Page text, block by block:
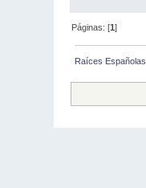
Páginas: [1]
Raíces Españolas